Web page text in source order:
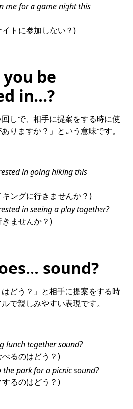
me for a game night this
トに参加しない？)
be
in...?
しで、相手に提案をする時に使
りますか？」という意味です。
in going hiking this
ングに行きませんか？)
in seeing a play together?
ませんか？)
sound?
はどう？」と相手に提案をする時
で親しみやすい表現です。
lunch together sound?
るのはどう？)
the park for a picnic sound?
るのはどう？)